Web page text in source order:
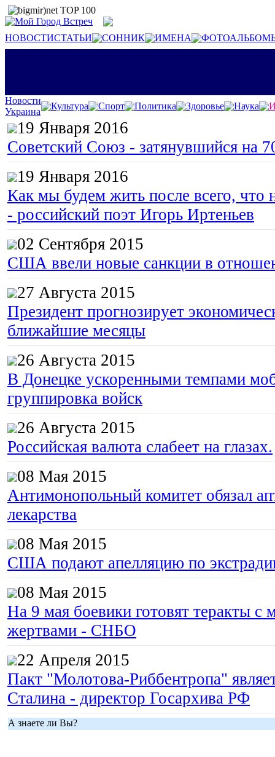
НОВОСТИСТАТЬИ СОННИК ИМЕНА
Новости
Украина
Культура Спорт Политика Здоровье Наука
19 Января 2016
Советский Союз - затянувшийся на
19 Января 2016
Как мы будем жить после всего, что
- российский поэт Игорь Иртеньев
02 Сентября 2015
США ввели новые санкции в
27 Августа 2015
Президент прогнозирует
ближайшие месяцы
26 Августа 2015
В Донецке ускоренными темпами
группировка войск
26 Августа 2015
Российская валюта слабеет на глазах.
08 Мая 2015
Антимонопольный комитет обязал
лекарства
08 Мая 2015
США подают апелляцию по
08 Мая 2015
На 9 мая боевики готовят теракты с
жертвами - СНБО
22 Апреля 2015
Пакт "Молотова-Риббентропа"
Сталина - директор Госархива РФ
А знаете ли Вы?